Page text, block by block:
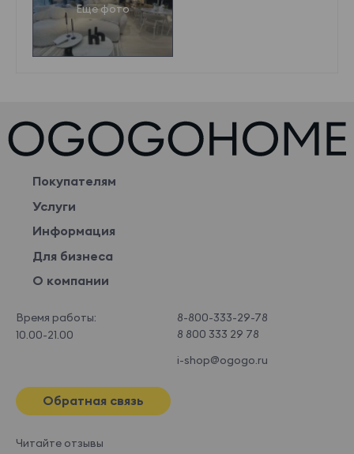
Еще фото
Покупателям
Услуги
Информация
Для бизнеса
О компании
Время работы:
10.00-21.00
8-800-333-29-78
8 800 333 29 78
i-shop@ogogo.ru
Обратная связь
Читайте отзывы